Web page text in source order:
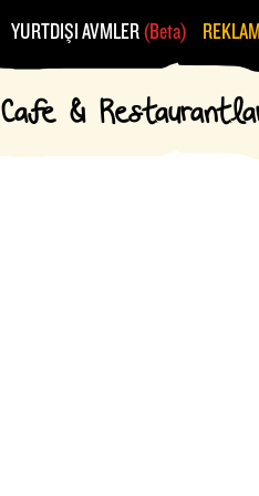
YURTDIŞI AVMLER (Beta) REKLAM
Cafe &